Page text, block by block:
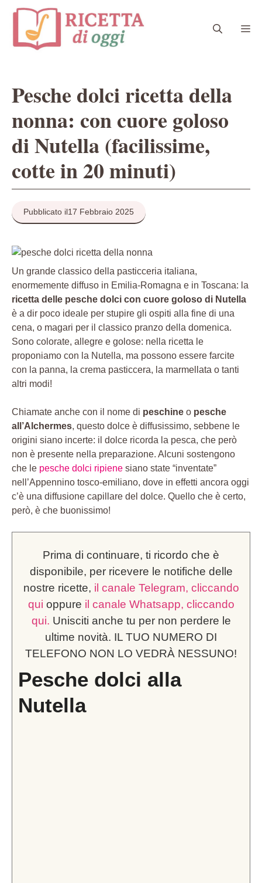
contenuto
Pesche dolci ricetta della
nonna: con cuore goloso
di Nutella (facilissime,
cotte in 20 minuti)
Pubblicato il17 Febbraio 2025
Un grande classico della pasticceria italiana,
enormemente diffuso in Emilia-Romagna e in Toscana: la
ricetta delle pesche dolci con cuore goloso di Nutella
è a dir poco ideale per stupire gli ospiti alla fine di una
cena, o magari per il classico pranzo della domenica.
Sono colorate, allegre e golose: nella ricetta le
proponiamo con la Nutella, ma possono essere farcite
con la panna, la crema pasticcera, la marmellata o tanti
altri modi!
Chiamate anche con il nome di peschine o pesche
all’Alchermes, questo dolce è diffusissimo, sebbene le
origini siano incerte: il dolce ricorda la pesca, che però
non è presente nella preparazione. Alcuni sostengono
che le pesche dolci ripiene siano state “inventate”
nell’Appennino tosco-emiliano, dove in effetti ancora oggi
c’è una diffusione capillare del dolce. Quello che è certo,
però, è che buonissimo!
Prima di continuare, ti ricordo che è
disponibile, per ricevere le notifiche delle
nostre ricette, il canale Telegram, cliccando
qui oppure il canale Whatsapp, cliccando
qui. Unisciti anche tu per non perdere le
ultime novità. IL TUO NUMERO DI
TELEFONO NON LO VEDRÀ NESSUNO!
Pesche dolci alla
Nutella